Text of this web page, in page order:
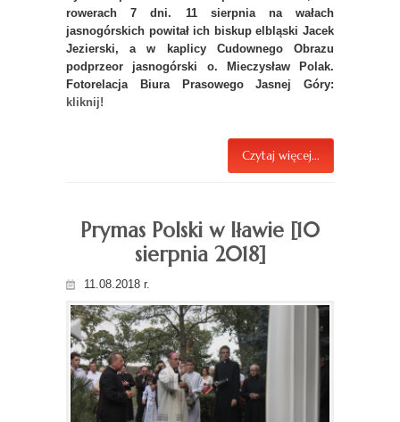
rowerach 7 dni. 11 sierpnia na wałach
jasnogórskich powitał ich biskup elbląski Jacek
Jezierski, a w kaplicy Cudownego Obrazu
podprzeor jasnogórski o. Mieczysław Polak.
Fotorelacja Biura Prasowego Jasnej Góry:
kliknij!
Czytaj więcej...
Prymas Polski w Iławie [10
sierpnia 2018]
11.08.2018 r.